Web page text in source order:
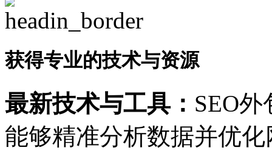
获得专业的技术与资源
最新技术与工具： SEO
能够精准分析数据并优化